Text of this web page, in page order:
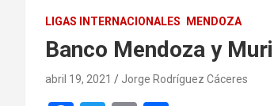
LIGAS INTERNACIONALES MENDOZA
Banco Mendoza y
abril 19, 2021 Jorge Rodríguez Cáceres